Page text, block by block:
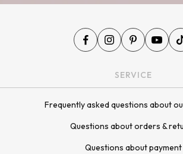
SERVICE
Frequently asked questions about
Questions about orders &
Questions about payment